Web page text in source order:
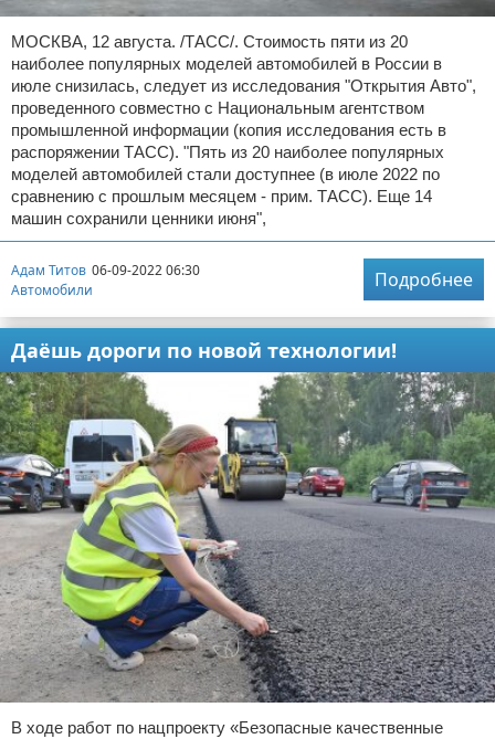
МОСКВА, 12 августа. /ТАСС/. Стоимость пяти из 20
наиболее популярных моделей автомобилей в России в
июле снизилась, следует из исследования "Открытия Авто",
проведенного совместно с Национальным агентством
промышленной информации (копия исследования есть в
распоряжении ТАСС). "Пять из 20 наиболее популярных
моделей автомобилей стали доступнее (в июле 2022 по
сравнению с прошлым месяцем - прим. ТАСС). Еще 14
машин сохранили ценники июня",
Адам Титов 06-09-2022 06:30
Автомобили
Подробнее
Даёшь дороги по новой технологии!
В ходе работ по нацпроекту «Безопасные качественные